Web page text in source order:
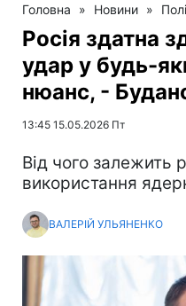
Головна » Новини »
Росія здатна
удар у будь-
нюанс, -
13:45 15.05.2026 Пт
Від чого залежить
використання
ВАЛЕРІЙ УЛЬЯНЕНКО